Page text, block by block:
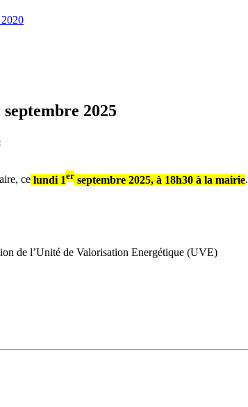
2025
ce lundi 1er septembre 2025, à 18h30 à la mairie.
de l’Unité de Valorisation Energétique (UVE)